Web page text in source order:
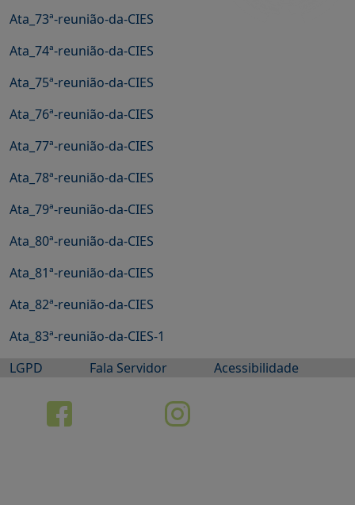
Ata_73ª-reunião-da-CIES
Ata_74ª-reunião-da-CIES
Ata_75ª-reunião-da-CIES
Ata_76ª-reunião-da-CIES
Ata_77ª-reunião-da-CIES
Ata_78ª-reunião-da-CIES
Ata_79ª-reunião-da-CIES
Ata_80ª-reunião-da-CIES
Ata_81ª-reunião-da-CIES
Ata_82ª-reunião-da-CIES
Ata_83ª-reunião-da-CIES-1
LGPD
Fala Servidor Acessibilidade